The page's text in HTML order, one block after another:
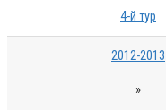
4-й тур
2012-2013
»